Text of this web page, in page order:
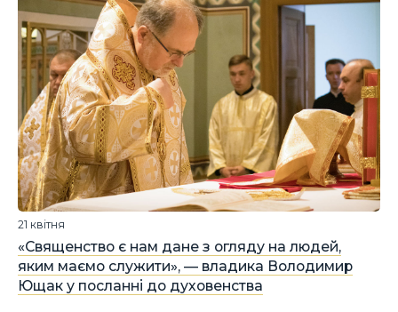
«Священство є нам дане з огляду на людей,
яким маємо служити», — владика Володимир
Ющак у посланні до духовенства
21 квітня